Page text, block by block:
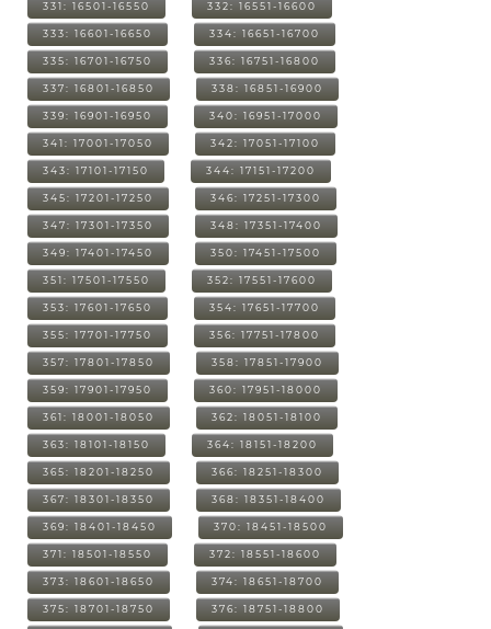
331: 16501-16550 332: 16551-16600
333: 16601-16650 334: 16651-16700
335: 16701-16750 336: 16751-16800
337: 16801-16850 338: 16851-16900
339: 16901-16950 340: 16951-17000
341: 17001-17050 342: 17051-17100
343: 17101-17150 344: 17151-17200
345: 17201-17250 346: 17251-17300
347: 17301-17350 348: 17351-17400
349: 17401-17450 350: 17451-17500
351: 17501-17550 352: 17551-17600
353: 17601-17650 354: 17651-17700
355: 17701-17750 356: 17751-17800
357: 17801-17850 358: 17851-17900
359: 17901-17950 360: 17951-18000
361: 18001-18050 362: 18051-18100
363: 18101-18150 364: 18151-18200
365: 18201-18250 366: 18251-18300
367: 18301-18350 368: 18351-18400
369: 18401-18450 370: 18451-18500
371: 18501-18550 372: 18551-18600
373: 18601-18650 374: 18651-18700
375: 18701-18750 376: 18751-18800